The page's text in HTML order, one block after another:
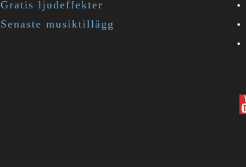
Gratis ljudeffekter
Senaste musiktillägg